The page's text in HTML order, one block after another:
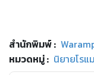
สำนักพิมพ์:
หมวดหมู่: นิยายโร